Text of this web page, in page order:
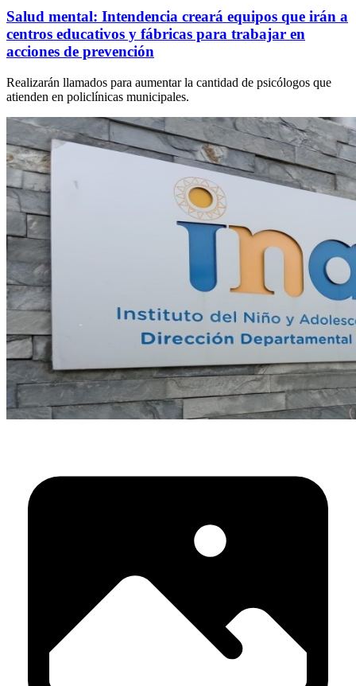
Salud mental: Intendencia creará equipos que irán a
centros educativos y fábricas para trabajar en
acciones de prevención
Realizarán llamados para aumentar la cantidad de psicólogos que
atienden en policlínicas municipales.